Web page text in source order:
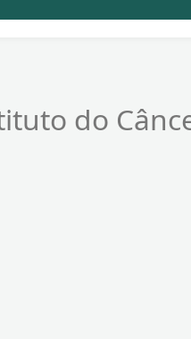
do